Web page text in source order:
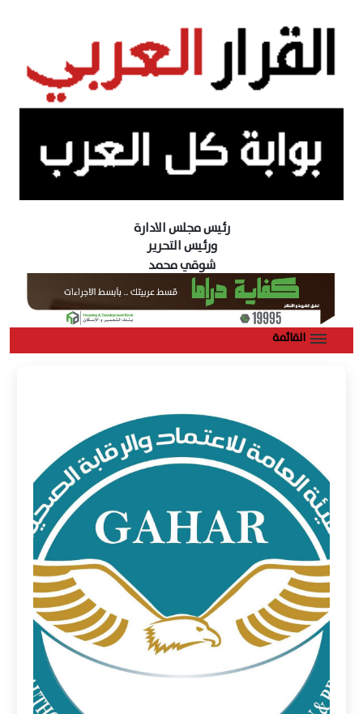
رئيس مجلس الادارة
ورئيس التحرير
شوقي محمد
القائمة